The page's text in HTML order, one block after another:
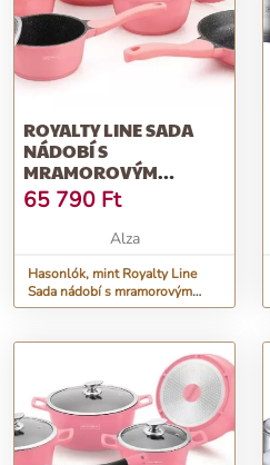
ROYALTY LINE SADA
NÁDOBÍ S
MRAMOROVÝM
POVRCHEM 10 KS
BS1010MP, RŮŽOVÁ
65 790 Ft
Alza
Hasonlók, mint Royalty Line
Sada nádobí s mramorovým
povrchem 10 ks BS1010MP,